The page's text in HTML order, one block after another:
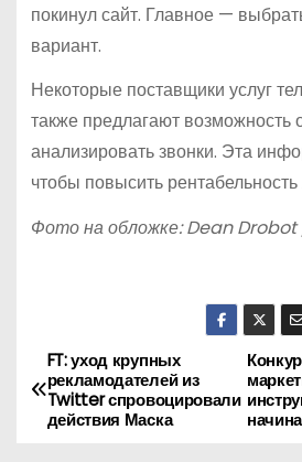
покинул сайт. Главное —
вариант.
Некоторые поставщики услуг
также предлагают возможность
анализировать звонки. Эта
чтобы повысить рентабельность
Фото на обложке: Dean
Н
а
FT: уход крупных
рекламодателей из
Twitter спровоцировали
действия Маска